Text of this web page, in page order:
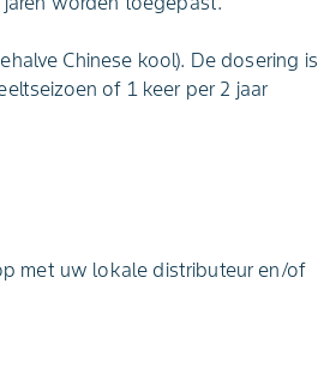
Chinese kool). De dosering is
of 1 keer per 2 jaar
met uw lokale distributeur en/of